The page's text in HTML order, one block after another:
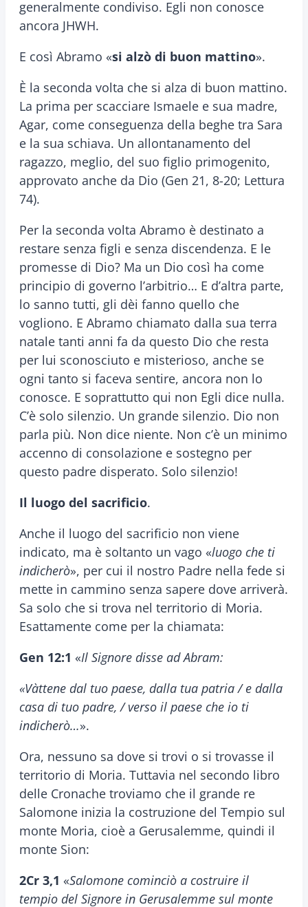
generalmente condiviso. Egli non conosce
ancora JHWH.
E così Abramo «si alzò di buon mattino».
È la seconda volta che si alza di buon mattino.
La prima per scacciare Ismaele e sua madre,
Agar, come conseguenza della beghe tra Sara
e la sua schiava. Un allontanamento del
ragazzo, meglio, del suo figlio primogenito,
approvato anche da Dio (Gen 21, 8-20; Lettura
74).
Per la seconda volta Abramo è destinato a
restare senza figli e senza discendenza. E le
promesse di Dio? Ma un Dio così ha come
principio di governo l’arbitrio… E d’altra parte,
lo sanno tutti, gli dèi fanno quello che
vogliono. E Abramo chiamato dalla sua terra
natale tanti anni fa da questo Dio che resta
per lui sconosciuto e misterioso, anche se
ogni tanto si faceva sentire, ancora non lo
conosce. E soprattutto qui non Egli dice nulla.
C’è solo silenzio. Un grande silenzio. Dio non
parla più. Non dice niente. Non c’è un minimo
accenno di consolazione e sostegno per
questo padre disperato. Solo silenzio!
Il luogo del sacrificio.
Anche il luogo del sacrificio non viene
indicato, ma è soltanto un vago «luogo che ti
indicherò», per cui il nostro Padre nella fede si
mette in cammino senza sapere dove arriverà.
Sa solo che si trova nel territorio di Moria.
Esattamente come per la chiamata:
Gen 12:1 «Il Signore disse ad Abram:
«Vàttene dal tuo paese, dalla tua patria / e dalla
casa di tuo padre, / verso il paese che io ti
indicherò…».
Ora, nessuno sa dove si trovi o si trovasse il
territorio di Moria. Tuttavia nel secondo libro
delle Cronache troviamo che il grande re
Salomone inizia la costruzione del Tempio sul
monte Moria, cioè a Gerusalemme, quindi il
monte Sion:
2Cr 3,1 «Salomone cominciò a costruire il
tempio del Signore in Gerusalemme sul monte